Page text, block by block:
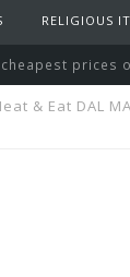
RELIGIOUS
prices
& Eat DAL